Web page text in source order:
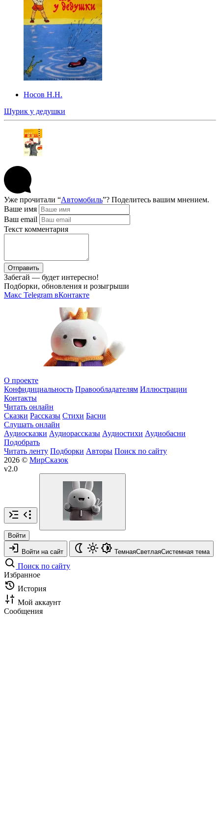
Носов Н.Н.
Шурик у дедушки
Уже прочитали “Автомобиль”? Поделитесь вашим мнением.
Ваше имя
Ваш email
Текст комментария
Отправить
Забегай — будет интересно!
Подборки, обновления и розыгрыши
Макс Telegram вКонтакте
О проекте
Конфидициальность Правообладателям Иллюстрации
Контакты
Читать онлайн
Сказки Рассказы Стихи Басни
Слушать онлайн
Аудиосказки Аудиорассказы Аудиостихи Аудиобасни
Подобрать
Читать ленту Подборки Авторы Поиск по сайту
2026 © МирСказок
v2.0
Войти
Войти на сайт ТемнаяСветлаяСистемная тема
Поиск по сайту
Избранное
История
Мой аккаунт
Сообщения